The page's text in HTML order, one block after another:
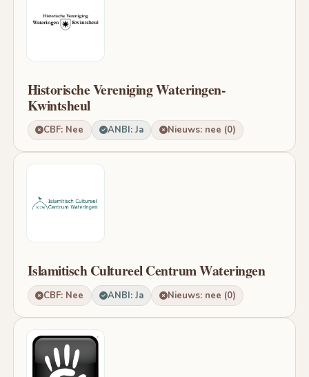
Historische Vereniging Wateringen-
Kwintsheul
CBF: Nee ANBI: Ja Nieuws: nee (0)
Islamitisch Cultureel Centrum Wateringen
CBF: Nee ANBI: Ja Nieuws: nee (0)